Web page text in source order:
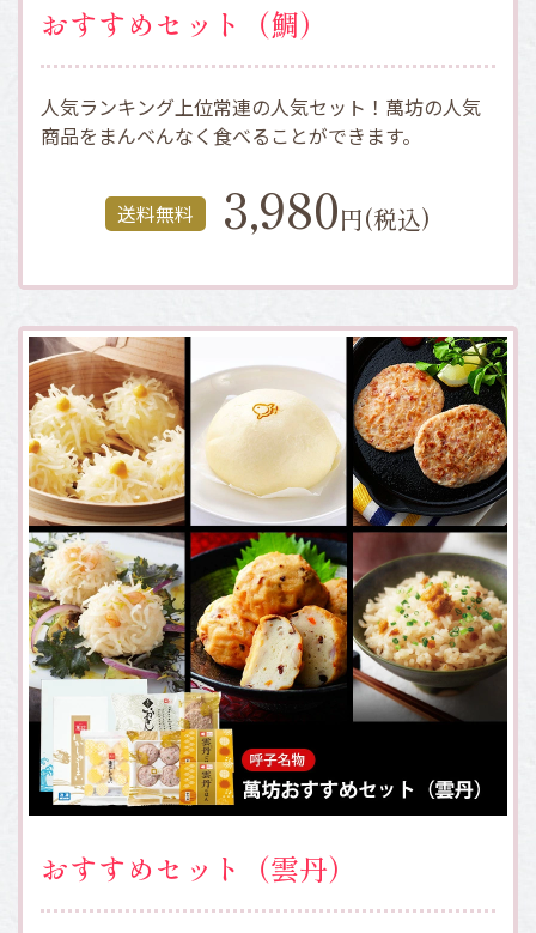
おすすめセット（鯛）
人気ランキング上位常連の人気セット！萬坊の人気
商品をまんべんなく食べることができます。
送料無料 3,980円(税込)
おすすめセット（雲丹）